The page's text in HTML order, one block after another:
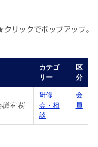
リックでポップアップ。
カテゴ
リー
区
分
議室 横
研修
会・相
談
会
員